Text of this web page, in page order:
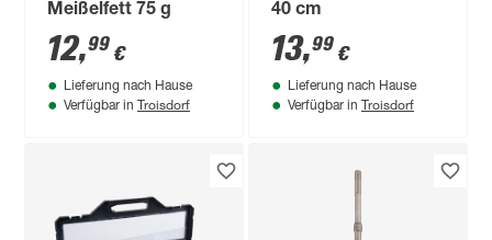
Meißelfett 75 g
12,99 €
Lieferung nach Hause
Verfügbar in Troisdorf
40 cm
13,99 €
Lieferung nach Hause
Verfügbar in Troisdorf